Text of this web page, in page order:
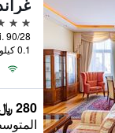
4 نجوم
0.1 كيلومتر عن وسط المدينة
280 ﷼